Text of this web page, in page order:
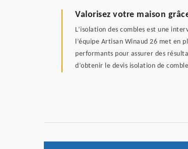
Valorisez votre maison
L’isolation des combles est une
l’équipe Artisan Winaud 26 met en
performants pour assurer des
d’obtenir le devis isolation de